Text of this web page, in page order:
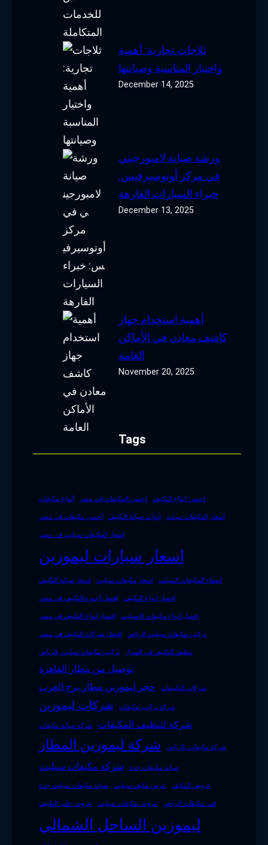
ثلاجات تجارية: أهمية
واختيار المناسبة وصيانتها
December 14, 2025
ورشة صيانة لامبورجيني
في مركز أوتوسيرفيس:
خبراء السيارات الفارهة
December 13, 2025
أهمية استخدام جهاز
كاشف معادن في الأماكن
العامة
November 20, 2025
Tags
أنواع مكيفات احسن المكيفات في مصر احسن انواع التكييف
احسن مكيفات في مصر ادوات صيانة التكييف اسعار المكيفات سبلت
اسعار المكيفات سبليت في مصر
اسعار سيارات ليموزين
اسعار صيانة التكييف اسعار مكيفات سبليت اسماء المكيفات السبلت
افضل اجهزة التكييف فى مصر افضل انواع التكييف
افضل انواع التكييف فى مصر افضل انواع مكيفات الاسبليت
افضل شركات التكييف في مصر تركيب مكيفات سبليت الرياض
تركيب مكيفات سبليت بالرياض تنظيف التكييف في المنزل
توصيل من مطار القاهرة
حجز ليموزين مطار برج العرب
شركات التكييفات
شركات ليموزين شركة تركيب مكيفات
شركة صيانة مكيفات شركة لتنظيف المكيفات
شركة ليموزين المطار شركة مكيفات بالرياض
شركة مكيفات سبليت صيانة مكيفات جدة
صيانة مكيفات سبليت جدة عرض مكيف سبليت عروض المكيف
عروض على التكييف عروض مكيفات سبليت فني مكيفات الرياض
ليموزين الساحل الشمالي